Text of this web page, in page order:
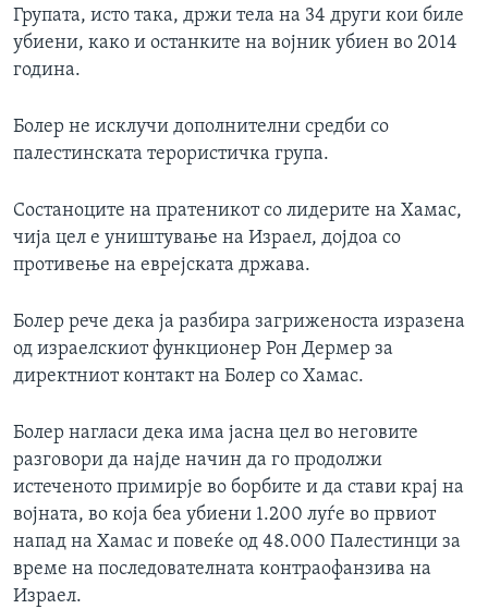
Групата, исто така, држи тела на 34 други кои биле
убиени, како и останките на војник убиен во 2014
година.
Болер не исклучи дополнителни средби со
палестинската терористичка група.
Состаноците на пратеникот со лидерите на Хамас,
чија цел е уништување на Израел, дојдоа со
противење на еврејската држава.
Болер рече дека ја разбира загриженоста изразена
од израелскиот функционер Рон Дермер за
директниот контакт на Болер со Хамас.
Болер нагласи дека има јасна цел во неговите
разговори да најде начин да го продолжи
истеченото примирје во борбите и да стави крај на
војната, во која беа убиени 1.200 луѓе во првиот
напад на Хамас и повеќе од 48.000 Палестинци за
време на последователната контраофанзива на
Израел.